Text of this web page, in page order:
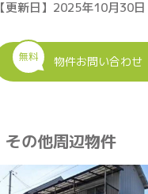
【更新日】2025年10月30日
無料 物件お問い合わせ
その他周辺物件